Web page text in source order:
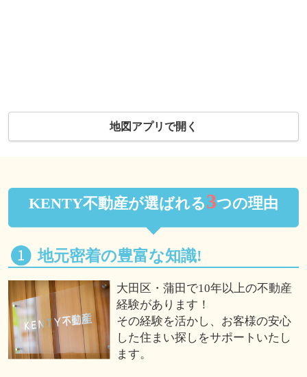
地図アプリで開く
KENTY不動産が選ばれる3つの理由
地元密着の豊富な知識!
大田区・蒲田で10年以上の不動産
経験があります！
その経験を活かし、お客様の安心
した住まい探しをサポートいたし
ます。